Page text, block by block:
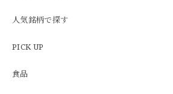
人気銘柄で探す
PICK UP
食品